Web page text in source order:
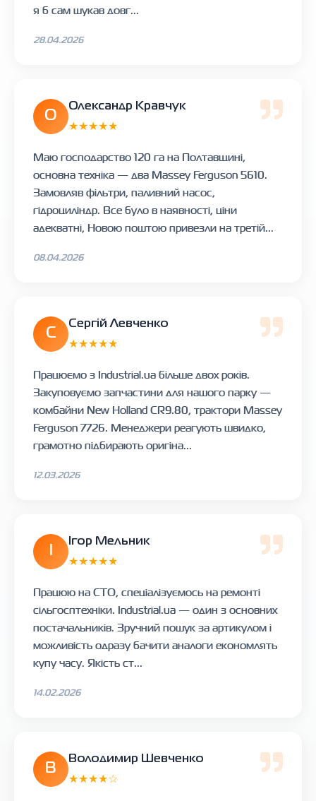
я б сам шукав довг...
28.04.2026
О
Олександр Кравчук
★★★★★
Маю господарство 120 га на Полтавщині,
основна техніка — два Massey Ferguson 5610.
Замовляв фільтри, паливний насос,
гідроциліндр. Все було в наявності, ціни
адекватні, Новою поштою привезли на третій...
08.04.2026
С
Сергій Левченко
★★★★★
Працюємо з Industrial.ua більше двох років.
Закуповуємо запчастини для нашого парку —
комбайни New Holland CR9.80, трактори Massey
Ferguson 7726. Менеджери реагують швидко,
грамотно підбирають оригіна...
12.03.2026
Ігор Мельник
★★★★★
Працюю на СТО, спеціалізуємось на ремонті
сільгосптехніки. Industrial.ua — один з основних
постачальників. Зручний пошук за артикулом і
можливість одразу бачити аналоги економлять
купу часу. Якість ст...
14.02.2026
В
Володимир Шевченко
★★★★☆